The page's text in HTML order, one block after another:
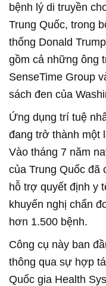
bệnh lý di truyền
Trung Quốc, trong
thống Donald
gồm cả những ông
SenseTime Group
sách đen của
Ứng dụng trí tuệ
đang trở thành một
Vào tháng 7 năm
của Trung Quốc đã
hỗ trợ quyết định y
khuyến nghị chẩn
hơn 1.500 bệnh.
Công cụ này ban
thông qua sự hợp
Quốc gia Health